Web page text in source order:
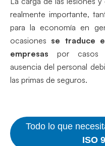
realmente importante,
para la economía en
ocasiones se traduce
empresas por casos
ausencia del personal
las primas de seguros.
Todo lo que
ISO